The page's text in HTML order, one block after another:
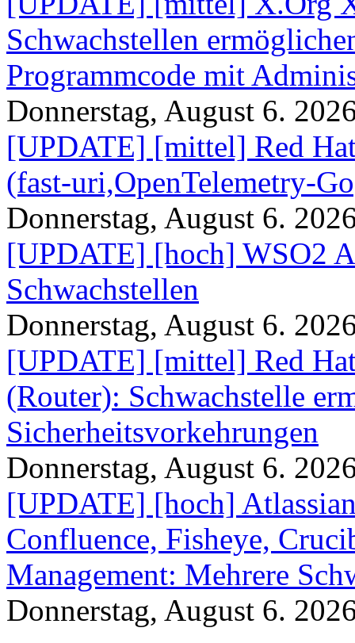
Schwachstellen
Programmcode mit
Donnerstag, August 6.
[UPDATE] [mittel] Red
(fast-uri,OpenTelemetry-
Donnerstag, August 6.
[UPDATE] [hoch] WSO2
Schwachstellen
Donnerstag, August 6.
[UPDATE] [mittel] Red
(Router): Schwachstelle
Sicherheitsvorkehrungen
Donnerstag, August 6.
[UPDATE] [hoch]
Confluence, Fisheye,
Management: Mehrere
Donnerstag, August 6.